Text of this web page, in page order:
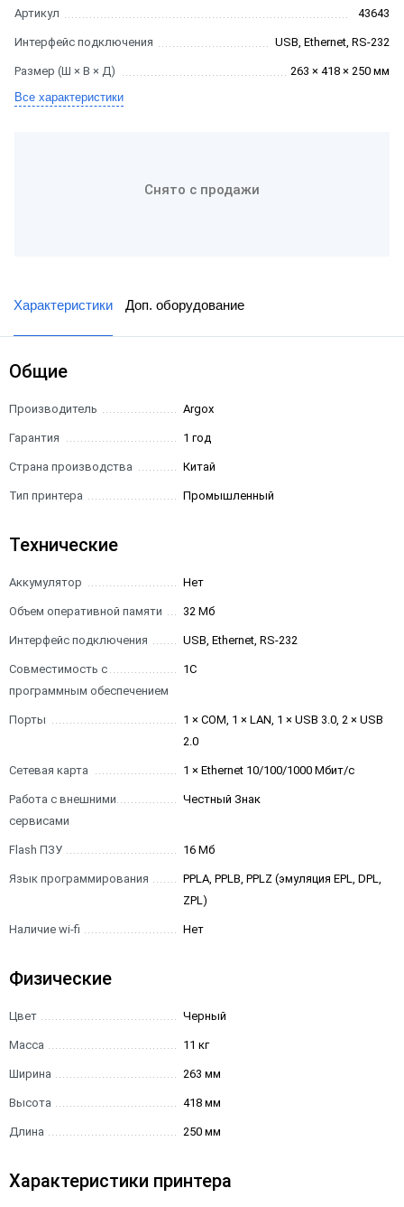
Артикул 43643
Интерфейс подключения USB, Ethernet, RS-232
Размер (Ш × В × Д)
263 × 418 × 250 мм
Все характеристики
Снято с продажи
Характеристики Доп. оборудование
Общие
Производитель Argox
Гарантия 1 год
Страна производства Китай
Тип принтера Промышленный
Технические
Аккумулятор Нет
Объем оперативной памяти 32 Мб
Интерфейс подключения USB, Ethernet, RS-232
Совместимость с
программным обеспечением
1С
Порты
1 × COM, 1 × LAN, 1 × USB 3.0, 2 × USB
2.0
Сетевая карта 1 × Ethernet 10/100/1000 Мбит/с
Работа с внешними
сервисами
Честный Знак
Flash ПЗУ 16 Мб
Язык программирования
PPLA, PPLB, PPLZ (эмуляция EPL, DPL,
ZPL)
Наличие wi-fi Нет
Физические
Цвет Черный
Масса 11 кг
Ширина 263 мм
Высота 418 мм
Длина 250 мм
Характеристики принтера